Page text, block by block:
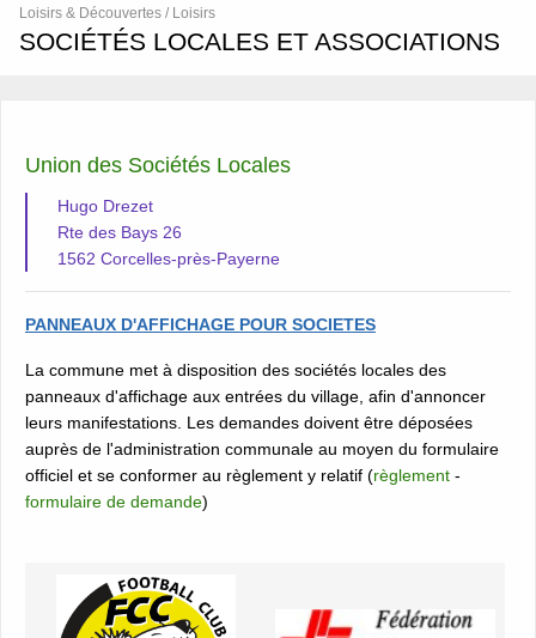
Loisirs & Découvertes / Loisirs
SOCIÉTÉS LOCALES ET ASSOCIATIONS
Union des Sociétés Locales
Hugo Drezet
Rte des Bays 26
1562 Corcelles-près-Payerne
PANNEAUX D'AFFICHAGE POUR SOCIETES
La commune met à disposition des sociétés locales des
panneaux d'affichage aux entrées du village, afin d'annoncer
leurs manifestations. Les demandes doivent être déposées
auprès de l'administration communale au moyen du formulaire
officiel et se conformer au règlement y relatif (règlement -
formulaire de demande)